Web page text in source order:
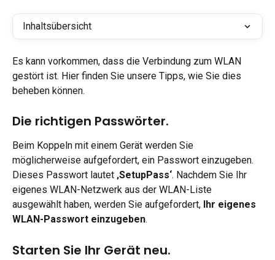
Inhaltsübersicht
Es kann vorkommen, dass die Verbindung zum WLAN
gestört ist. Hier finden Sie unsere Tipps, wie Sie dies
beheben können.
Die richtigen Passwörter.
Beim Koppeln mit einem Gerät werden Sie
möglicherweise aufgefordert, ein Passwort einzugeben.
Dieses Passwort lautet ‚SetupPass‘. Nachdem Sie Ihr
eigenes WLAN-Netzwerk aus der WLAN-Liste
ausgewählt haben, werden Sie aufgefordert, Ihr eigenes
WLAN-Passwort einzugeben.
Starten Sie Ihr Gerät neu.